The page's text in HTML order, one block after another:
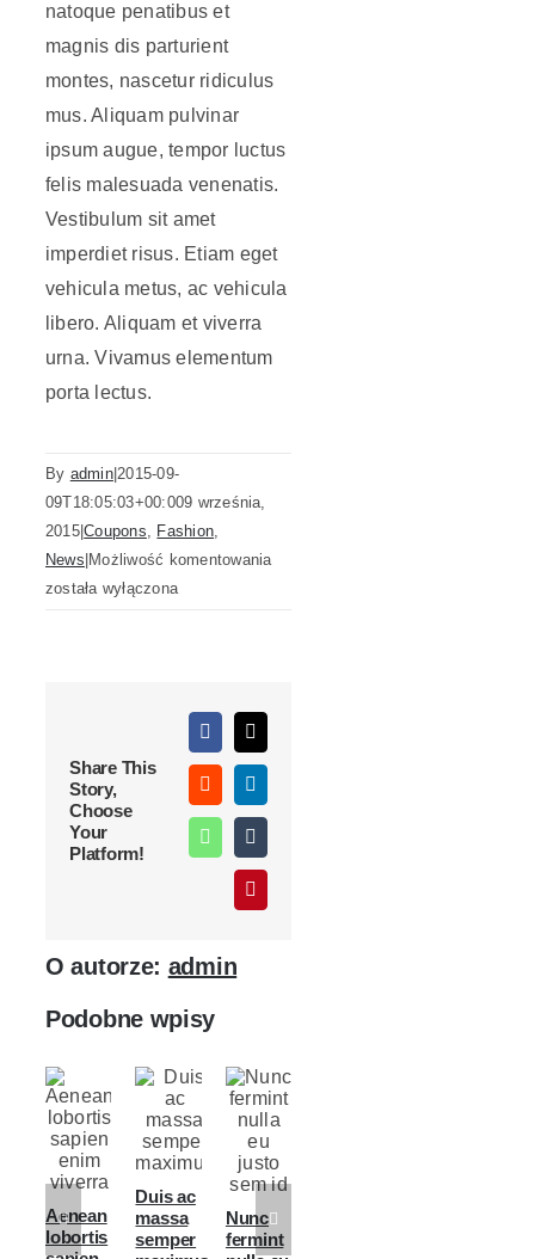
natoque penatibus et
magnis dis parturient
montes, nascetur ridiculus
mus. Aliquam pulvinar
ipsum augue, tempor luctus
felis malesuada venenatis.
Vestibulum sit amet
imperdiet risus. Etiam eget
vehicula metus, ac vehicula
libero. Aliquam et viverra
urna. Vivamus elementum
porta lectus.
By admin|2015-09-
09T18:05:03+00:009 września,
2015|Coupons, Fashion,
News Możliwość komentowaniaSed
została wyłączona
Share This
Story,
Choose
Your
Platform!
Facebook
X
RedditLinkedIn
WhatsApp
Tumblr
Pinterest
O autorze: admin
Podobne wpisy
Aenean
lobortis
Duis ac
massa
semper
Nunc
fermint